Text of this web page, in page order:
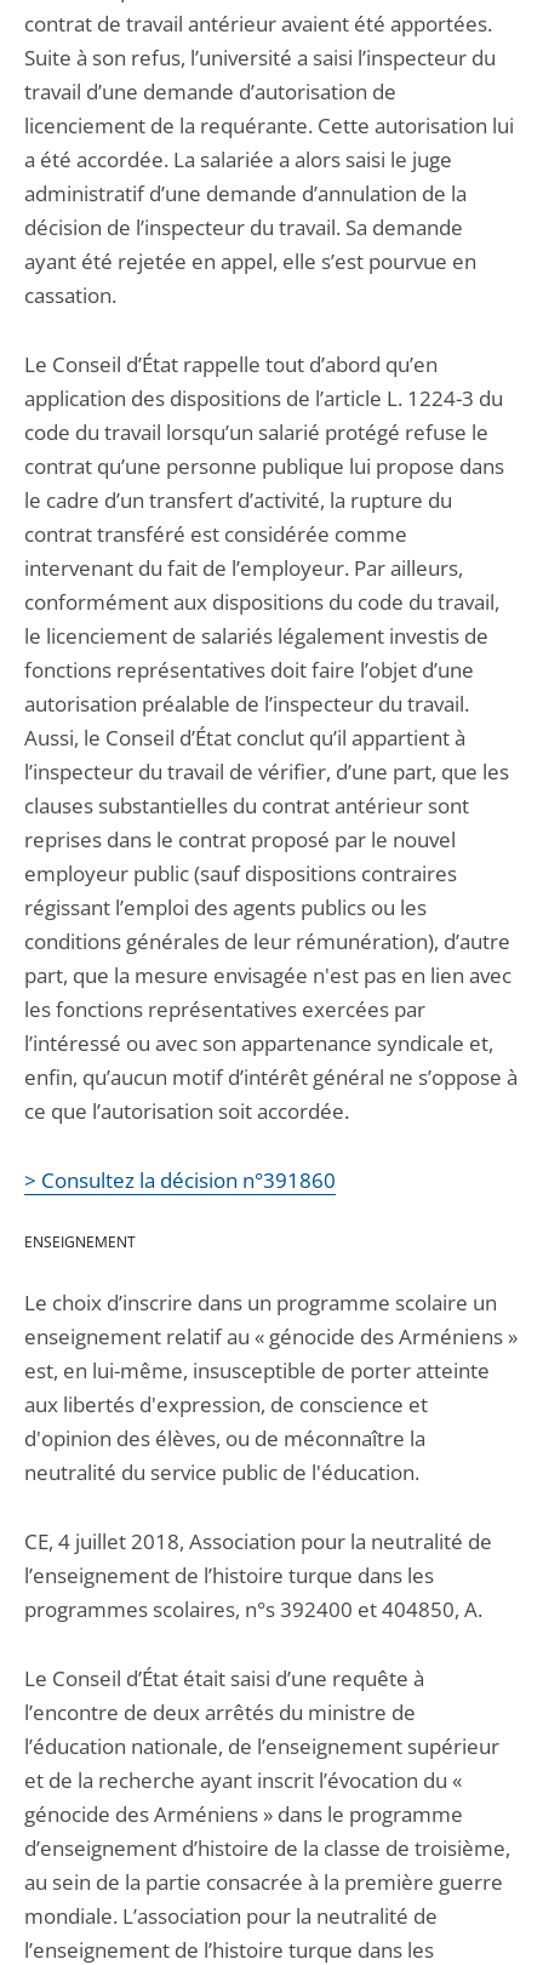
contrat de travail antérieur avaient été apportées.
Suite à son refus, l’université a saisi l’inspecteur du
travail d’une demande d’autorisation de
licenciement de la requérante. Cette autorisation lui
a été accordée. La salariée a alors saisi le juge
administratif d’une demande d’annulation de la
décision de l’inspecteur du travail. Sa demande
ayant été rejetée en appel, elle s’est pourvue en
cassation.
Le Conseil d’État rappelle tout d’abord qu’en
application des dispositions de l’article L. 1224-3 du
code du travail lorsqu’un salarié protégé refuse le
contrat qu’une personne publique lui propose dans
le cadre d’un transfert d’activité, la rupture du
contrat transféré est considérée comme
intervenant du fait de l’employeur. Par ailleurs,
conformément aux dispositions du code du travail,
le licenciement de salariés légalement investis de
fonctions représentatives doit faire l’objet d’une
autorisation préalable de l’inspecteur du travail.
Aussi, le Conseil d’État conclut qu’il appartient à
l’inspecteur du travail de vérifier, d’une part, que les
clauses substantielles du contrat antérieur sont
reprises dans le contrat proposé par le nouvel
employeur public (sauf dispositions contraires
régissant l’emploi des agents publics ou les
conditions générales de leur rémunération), d’autre
part, que la mesure envisagée n'est pas en lien avec
les fonctions représentatives exercées par
l’intéressé ou avec son appartenance syndicale et,
enfin, qu’aucun motif d’intérêt général ne s’oppose à
ce que l’autorisation soit accordée.
> Consultez la décision n°391860
ENSEIGNEMENT
Le choix d’inscrire dans un programme scolaire un
enseignement relatif au « génocide des Arméniens »
est, en lui-même, insusceptible de porter atteinte
aux libertés d'expression, de conscience et
d'opinion des élèves, ou de méconnaître la
neutralité du service public de l'éducation.
CE, 4 juillet 2018, Association pour la neutralité de
l’enseignement de l’histoire turque dans les
programmes scolaires, n°s 392400 et 404850, A.
Le Conseil d’État était saisi d’une requête à
l’encontre de deux arrêtés du ministre de
l’éducation nationale, de l’enseignement supérieur
et de la recherche ayant inscrit l’évocation du «
génocide des Arméniens » dans le programme
d’enseignement d’histoire de la classe de troisième,
au sein de la partie consacrée à la première guerre
mondiale. L’association pour la neutralité de
l’enseignement de l’histoire turque dans les